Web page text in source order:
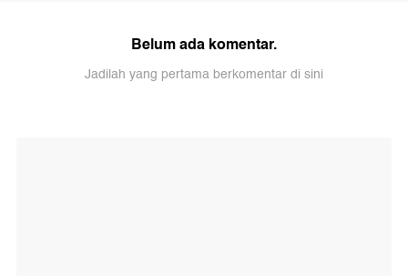
Belum ada komentar.
Jadilah yang pertama berkomentar di sini